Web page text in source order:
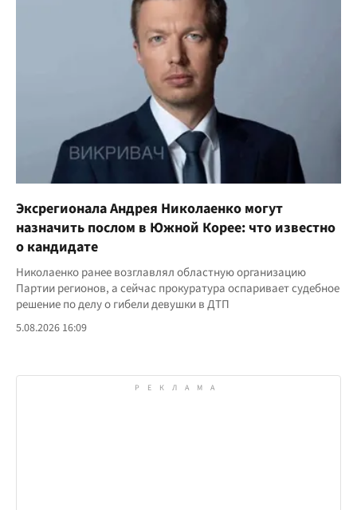
Эксрегионала Андрея Николаенко могут
назначить послом в Южной Корее: что известно
о кандидате
Николаенко ранее возглавлял областную организацию
Партии регионов, а сейчас прокуратура оспаривает судебное
решение по делу о гибели девушки в ДТП
5.08.2026 16:09